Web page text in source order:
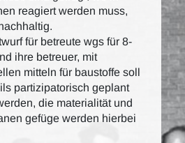
reagiert werden muss,
für betreute wgs für 8-
ihre betreuer, mit
mitteln für baustoffe soll
partizipatorisch geplant
die materialität und
gefüge werden hierbei